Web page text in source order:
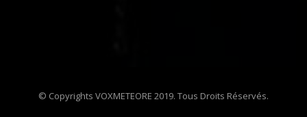
© Copyrights VOXMETEORE 2019. Tous Droits Réservés.